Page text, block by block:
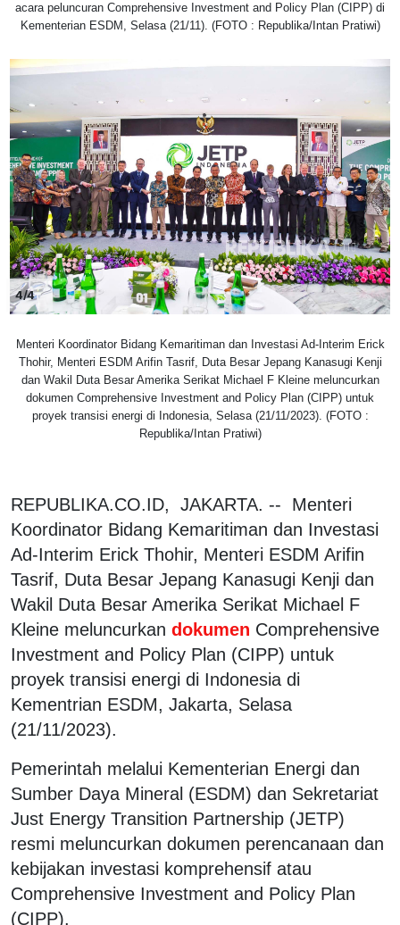
acara peluncuran Comprehensive Investment and Policy Plan (CIPP) di
Kementerian ESDM, Selasa (21/11). (FOTO : Republika/Intan Pratiwi)
4/4
Menteri Koordinator Bidang Kemaritiman dan Investasi Ad-Interim Erick
Thohir, Menteri ESDM Arifin Tasrif, Duta Besar Jepang Kanasugi Kenji
dan Wakil Duta Besar Amerika Serikat Michael F Kleine meluncurkan
dokumen Comprehensive Investment and Policy Plan (CIPP) untuk
proyek transisi energi di Indonesia, Selasa (21/11/2023). (FOTO :
Republika/Intan Pratiwi)
REPUBLIKA.CO.ID, JAKARTA. -- Menteri
Koordinator Bidang Kemaritiman dan Investasi
Ad-Interim Erick Thohir, Menteri ESDM Arifin
Tasrif, Duta Besar Jepang Kanasugi Kenji dan
Wakil Duta Besar Amerika Serikat Michael F
Kleine meluncurkan dokumen Comprehensive
Investment and Policy Plan (CIPP) untuk
proyek transisi energi di Indonesia di
Kementrian ESDM, Jakarta, Selasa
(21/11/2023).
Pemerintah melalui Kementerian Energi dan
Sumber Daya Mineral (ESDM) dan Sekretariat
Just Energy Transition Partnership (JETP)
resmi meluncurkan dokumen perencanaan dan
kebijakan investasi komprehensif atau
Comprehensive Investment and Policy Plan
(CIPP).